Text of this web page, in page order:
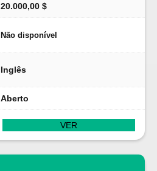
20.000,00 $
Não disponível
Inglês
Aberto
VER